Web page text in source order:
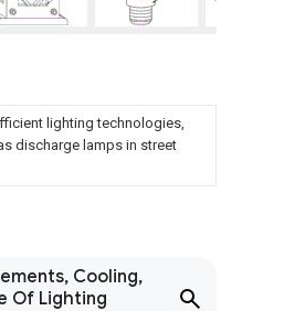
lighting technologies,
discharge lamps in street
Cooling,
Of Lighting